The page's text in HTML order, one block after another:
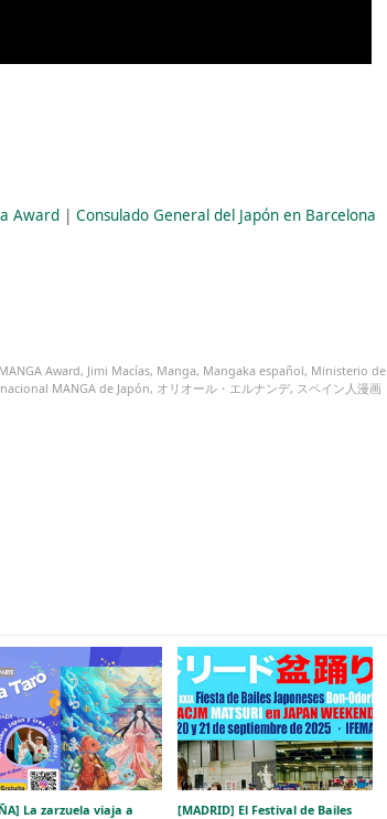
Award | Consulado General del Japón en Barcelona
Award, Jimi Macías, Manga, Mangaka español, Ministerio de
MANGA de Japón, オリオール・エルナンデ, スペイン人漫画
La zarzuela viaja a
[MADRID] El Festival de Bailes